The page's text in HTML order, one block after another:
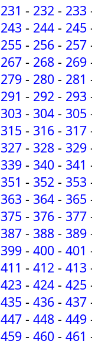
231 - 232 - 233
243 - 244 - 245
255 - 256 - 257
267 - 268 - 269
279 - 280 - 281
291 - 292 - 293
303 - 304 - 305
315 - 316 - 317
327 - 328 - 329
339 - 340 - 341
351 - 352 - 353
363 - 364 - 365
375 - 376 - 377
387 - 388 - 389
399 - 400 - 401
411 - 412 - 413
423 - 424 - 425
435 - 436 - 437
447 - 448 - 449
459 - 460 - 461